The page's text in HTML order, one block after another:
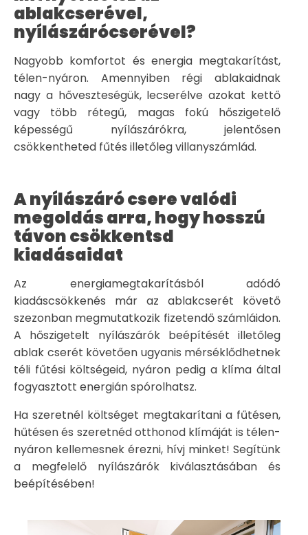
ablakcserével,
nyílászárócserével?
Nagyobb komfortot és energia megtakarítást,
télen-nyáron. Amennyiben régi ablakaidnak
nagy a hőveszteségük, lecserélve azokat kettő
vagy több rétegű, magas fokú hőszigetelő
képességű nyílászárókra, jelentősen
csökkentheted fűtés illetőleg villanyszámlád.
A nyílászáró csere valódi
megoldás arra, hogy hosszú
távon csökkentsd
kiadásaidat
Az energiamegtakarításból adódó
kiadáscsökkenés már az ablakcserét követő
szezonban megmutatkozik fizetendő számláidon.
A hőszigetelt nyílászárók beépítését illetőleg
ablak cserét követően ugyanis mérséklődhetnek
téli fűtési költségeid, nyáron pedig a klíma által
fogyasztott energián spórolhatsz.
Ha szeretnél költséget megtakarítani a fűtésen,
hűtésen és szeretnéd otthonod klímáját is télen-
nyáron kellemesnek érezni, hívj minket! Segítünk
a megfelelő nyílászárók kiválasztásában és
beépítésében!